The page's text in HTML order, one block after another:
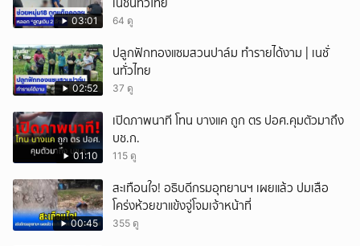
03:01 64 ดู
02:52
ปลูกฟักทองแซมสวนปาล์ม ทำรายได้งาม | เนชั่
นทั่วไทย
37 ดู
01:10
เปิดภาพนาที โทน บางแค ถูก ตร ปอศ.คุมตัวมาถึง
บช.ก.
115 ดู
00:45
สะเทือนใจ! อธิบดีกรมอุทยานฯ เผยแล้ว ปมเสือ
โคร่งห้วยขาแข้งจู่โจมเจ้าหน้าที่
355 ดู